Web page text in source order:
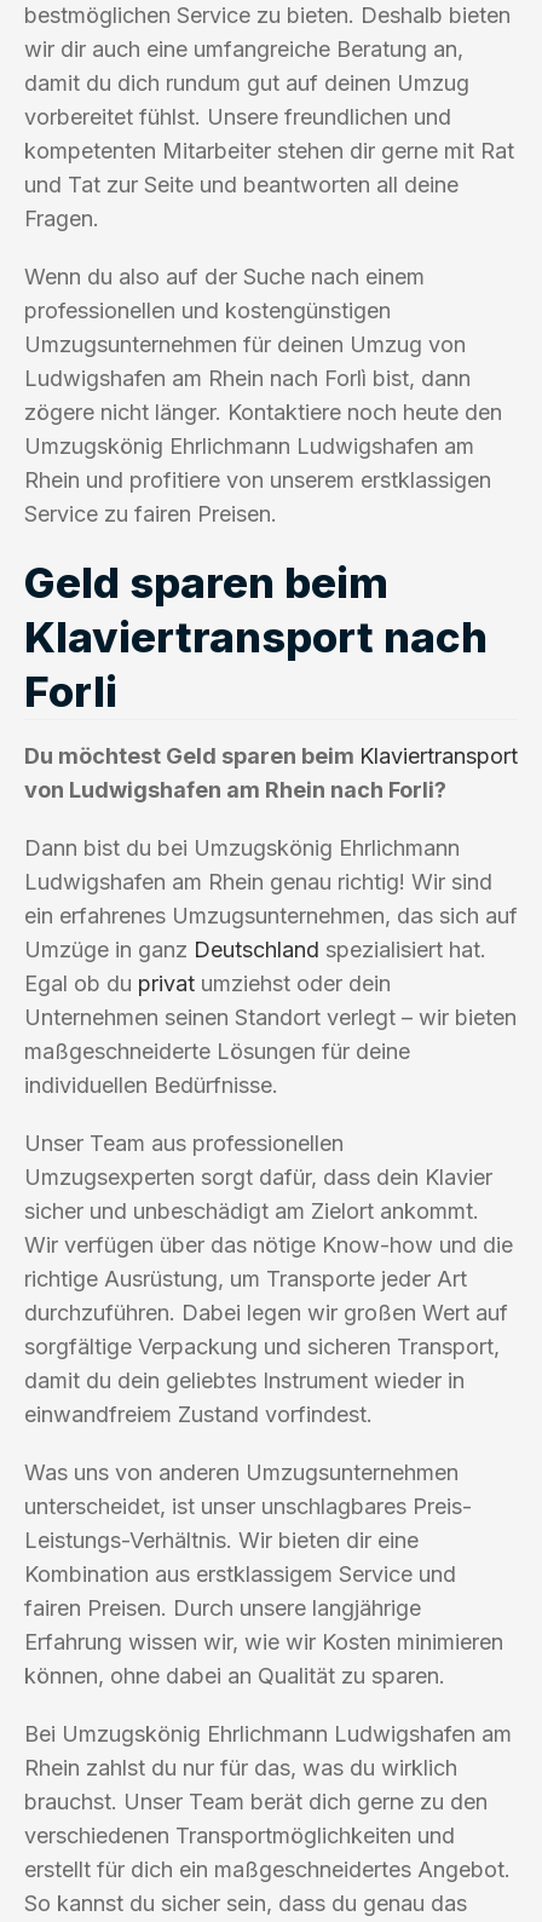
bestmöglichen Service zu bieten. Deshalb bieten
wir dir auch eine umfangreiche Beratung an,
damit du dich rundum gut auf deinen Umzug
vorbereitet fühlst. Unsere freundlichen und
kompetenten Mitarbeiter stehen dir gerne mit Rat
und Tat zur Seite und beantworten all deine
Fragen.
Wenn du also auf der Suche nach einem
professionellen und kostengünstigen
Umzugsunternehmen für deinen Umzug von
Ludwigshafen am Rhein nach Forlì bist, dann
zögere nicht länger. Kontaktiere noch heute den
Umzugskönig Ehrlichmann Ludwigshafen am
Rhein und profitiere von unserem erstklassigen
Service zu fairen Preisen.
Geld sparen beim
Klaviertransport nach
Forli
Du möchtest Geld sparen beim Klaviertransport
von Ludwigshafen am Rhein nach Forli?
Dann bist du bei Umzugskönig Ehrlichmann
Ludwigshafen am Rhein genau richtig! Wir sind
ein erfahrenes Umzugsunternehmen, das sich auf
Umzüge in ganz Deutschland spezialisiert hat.
Egal ob du privat umziehst oder dein
Unternehmen seinen Standort verlegt – wir bieten
maßgeschneiderte Lösungen für deine
individuellen Bedürfnisse.
Unser Team aus professionellen
Umzugsexperten sorgt dafür, dass dein Klavier
sicher und unbeschädigt am Zielort ankommt.
Wir verfügen über das nötige Know-how und die
richtige Ausrüstung, um Transporte jeder Art
durchzuführen. Dabei legen wir großen Wert auf
sorgfältige Verpackung und sicheren Transport,
damit du dein geliebtes Instrument wieder in
einwandfreiem Zustand vorfindest.
Was uns von anderen Umzugsunternehmen
unterscheidet, ist unser unschlagbares Preis-
Leistungs-Verhältnis. Wir bieten dir eine
Kombination aus erstklassigem Service und
fairen Preisen. Durch unsere langjährige
Erfahrung wissen wir, wie wir Kosten minimieren
können, ohne dabei an Qualität zu sparen.
Bei Umzugskönig Ehrlichmann Ludwigshafen am
Rhein zahlst du nur für das, was du wirklich
brauchst. Unser Team berät dich gerne zu den
verschiedenen Transportmöglichkeiten und
erstellt für dich ein maßgeschneidertes Angebot.
So kannst du sicher sein, dass du genau das